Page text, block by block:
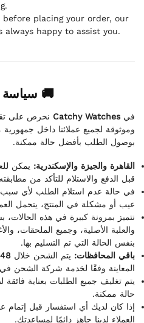
before placing your order, our
happy to assist you.
🚚
فيCatchy Watches نحرص على
وموثوقة لجميع عملائنا داخل جمهورية
بوصول الطلب بأفضل حالة ممكنة.
القاهرة والجيزة والإسكندرية: يمكن
قبل الدفع والاستلام للتأكد من
في حالة عدم استلام الطلب لأي
عيب أو مشكلة في المنتج، يتحمل
نتميز بمرونة كبيرة في هذه
والعلبة الأصلية، وجميع الملحقات،
بنفس الحالة التي تم التسليم بها.
باقي المحافظات: يتم الشحن خلال 48 إلى 72 ساعة
المعاينة وفقًا لخدمة شركة الشحن
يتم تغليف جميع الطلبات بعناية
حالة ممكنة.
إذا كان لديك أي استفسار قبل إتمام
العملاء لدينا جاهز دائمًا لمساعدتك.